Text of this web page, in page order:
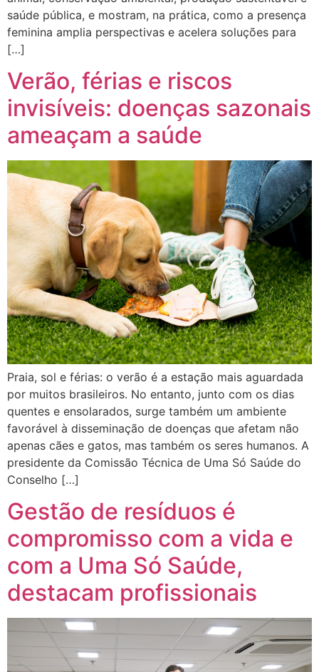
saúde pública, e mostram, na prática, como a presença
feminina amplia perspectivas e acelera soluções para
[…]
Verão, férias e riscos
invisíveis: doenças sazonais
ameaçam a saúde
Praia, sol e férias: o verão é a estação mais aguardada
por muitos brasileiros. No entanto, junto com os dias
quentes e ensolarados, surge também um ambiente
favorável à disseminação de doenças que afetam não
apenas cães e gatos, mas também os seres humanos. A
presidente da Comissão Técnica de Uma Só Saúde do
Conselho […]
Gestão de resíduos é
compromisso com a vida e
com a Uma Só Saúde,
destacam profissionais